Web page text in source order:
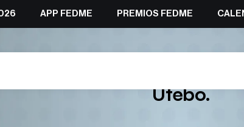
APP FEDME PREMIOS FEDME
España para Izaskun
Utebo.